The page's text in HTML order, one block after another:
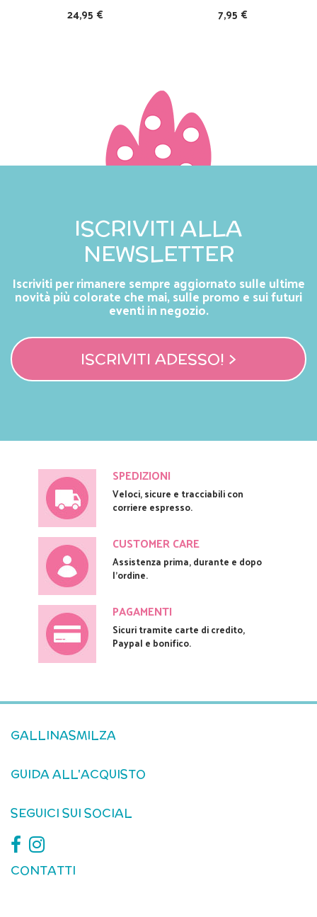
24,95 € 7,95 €
ISCRIVITI ALLA
NEWSLETTER
Iscriviti per rimanere sempre aggiornato sulle ultime
novità più colorate che mai, sulle promo e sui futuri
eventi in negozio.
ISCRIVITI ADESSO! >
SPEDIZIONI
Veloci, sicure e tracciabili con
corriere espresso.
CUSTOMER CARE
Assistenza prima, durante e dopo
l'ordine.
PAGAMENTI
Sicuri tramite carte di credito,
Paypal e bonifico.
GALLINASMILZA
GUIDA ALL'ACQUISTO
SEGUICI SUI SOCIAL
CONTATTI